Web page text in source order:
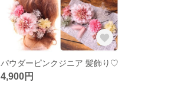
パウダーピンクジニア 髪飾り♡
4,900円